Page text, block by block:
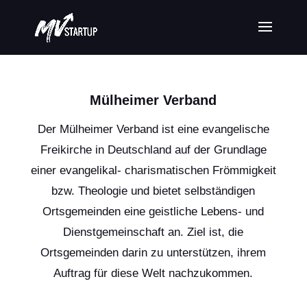
Mülheimer Verband
Der Mülheimer Verband ist eine evangelische
Freikirche in Deutschland auf der Grundlage
einer evangelikal- charismatischen Frömmigkeit
bzw. Theologie und bietet selbständigen
Ortsgemeinden eine geistliche Lebens- und
Dienstgemeinschaft an. Ziel ist, die
Ortsgemeinden darin zu unterstützen, ihrem
Auftrag für diese Welt nachzukommen.